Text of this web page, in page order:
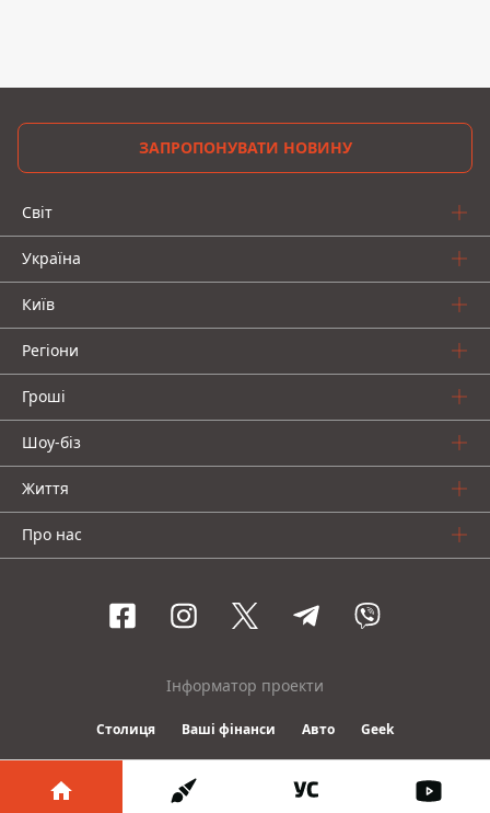
ЗАПРОПОНУВАТИ НОВИНУ
Світ
Україна
Київ
Регіони
Гроші
Шоу-біз
Життя
Про нас
Інформатор проекти
Столиця Ваші фінанси Авто Geek
© 2016-2026 Informator